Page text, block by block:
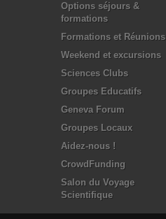
Options séjours &
formations
Formations et Réunions
Weekend et excursions
Sciences Clubs
Groupes Educatifs
Geneva Forum
Groupes Locaux
Aidez-nous !
CrowdFunding
Salon du Voyage
Scientifique